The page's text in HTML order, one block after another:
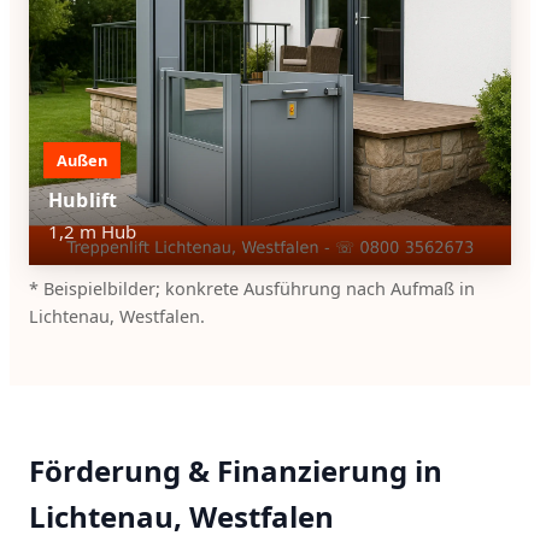
Außen
Hublift
1,2 m Hub
* Beispielbilder; konkrete Ausführung nach Aufmaß in
Lichtenau, Westfalen.
Förderung & Finanzierung in
Lichtenau, Westfalen